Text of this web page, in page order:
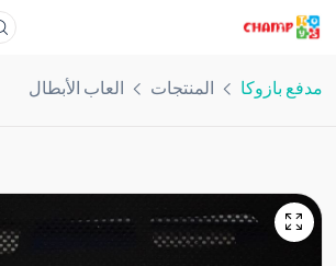
مدفع بازوكا المنتجات العاب الأبطال